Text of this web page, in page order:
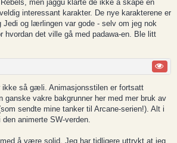
men jaggu klarte de ikke å skape en
interessant karakter. De nye karakterene er
Jedi og lærlingen var gode - selv om jeg nok
hvordan det ville gå med padawa-en. Ble litt
ikke så gæli. Animasjonsstilen er fortsatt
ganske vakre bakgrunner her med mer bruk av
sendte mine tanker til Arcane-serien!). Alt i
animerte SW-verden.
å være solid. Jeg har tidligere uttrykt at jeg